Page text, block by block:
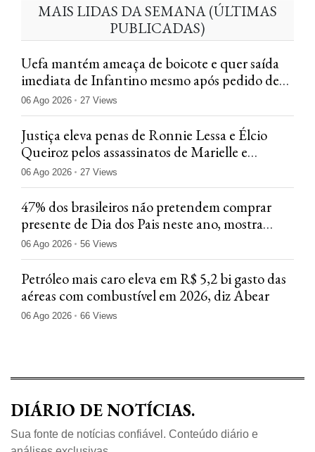
MAIS LIDAS DA SEMANA (ÚLTIMAS
PUBLICADAS)
Uefa mantém ameaça de boicote e quer saída
imediata de Infantino mesmo após pedido de
desculpas
06 Ago 2026 27 Views
Justiça eleva penas de Ronnie Lessa e Élcio
Queiroz pelos assassinatos de Marielle e
Anderson
06 Ago 2026 27 Views
47% dos brasileiros não pretendem comprar
presente de Dia dos Pais neste ano, mostra
Nexus
06 Ago 2026 56 Views
Petróleo mais caro eleva em R$ 5,2 bi gasto das
aéreas com combustível em 2026, diz Abear
06 Ago 2026 66 Views
DIÁRIO DE NOTÍCIAS.
Sua fonte de notícias confiável. Conteúdo diário e